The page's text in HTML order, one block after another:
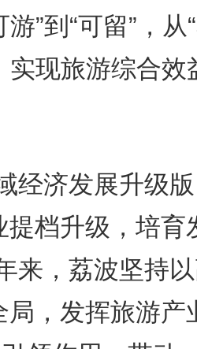
游”到“可留”，从
实现旅游综合效
济发展升级版
提档升级，培育
来，荔波坚持
局，发挥旅游产